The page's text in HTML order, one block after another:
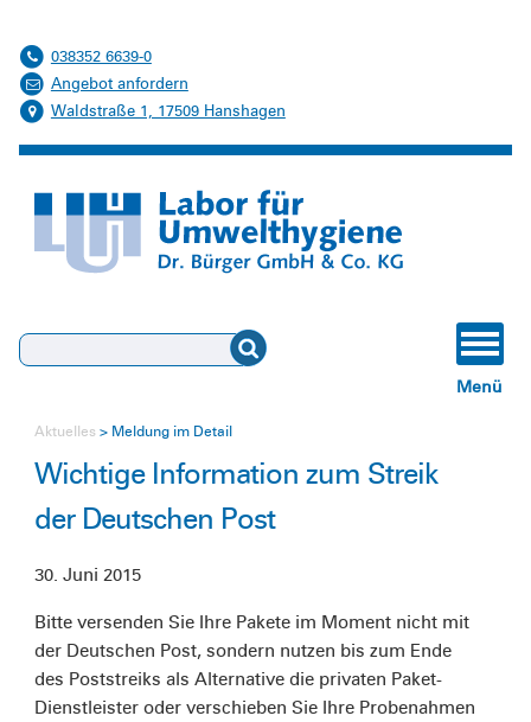
038352 6639-0
Angebot anfordern
Waldstraße 1, 17509 Hanshagen
Suchen
Menü
Aktuelles Meldung im Detail
Wichtige Information zum Streik
der Deutschen Post
30. Juni 2015
Bitte versenden Sie Ihre Pakete im Moment nicht mit
der Deutschen Post, sondern nutzen bis zum Ende
des Poststreiks als Alternative die privaten Paket-
Dienstleister oder verschieben Sie Ihre Probenahmen